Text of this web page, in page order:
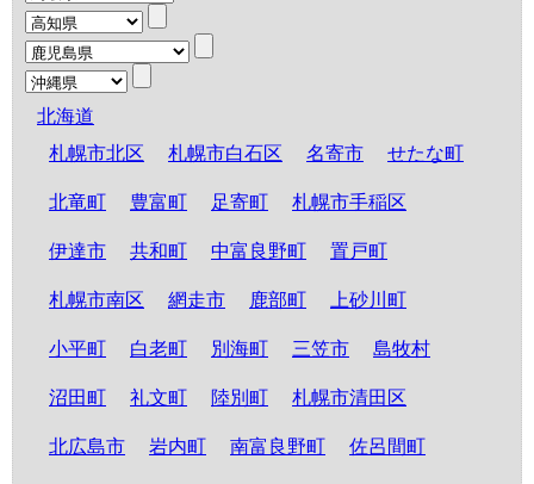
北海道
札幌市北区
札幌市白石区 名寄市 せたな町
北竜町 豊富町 足寄町 札幌市手稲区
伊達市 共和町 中富良野町 置戸町
札幌市南区 網走市 鹿部町 上砂川町
小平町 白老町 別海町 三笠市 島牧村
沼田町 礼文町 陸別町 札幌市清田区
北広島市 岩内町 南富良野町 佐呂間町